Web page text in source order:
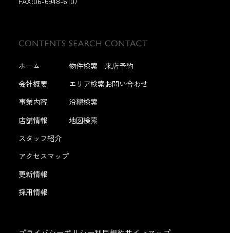
ホーム
会社概要
事業内容
店舗情報
スタッフ紹介
アクセスマップ
更新情報
採用情報
物件検索
エリア検索
沿線検索
地図検索
来店予約
お問い合わせ